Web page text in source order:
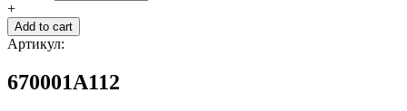
+
Артикул:
670001A112